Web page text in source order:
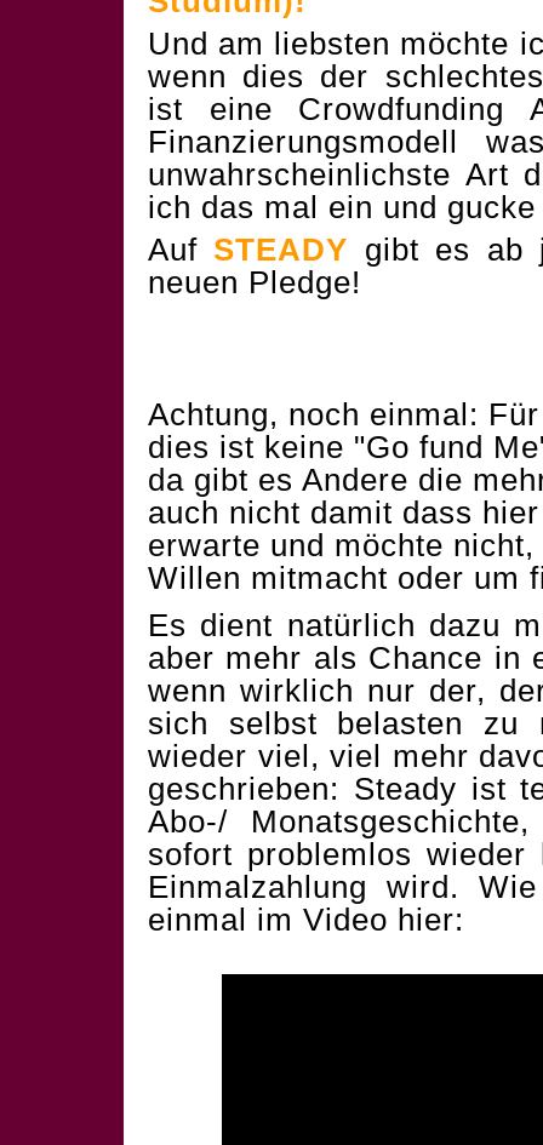
Und am liebsten möchte
wenn dies der
ist eine Crowdfunding
Finanzierungsmodell
unwahrscheinlichste Art
ich das mal ein und
Auf STEADY gibt es ab
neuen Pledge!
Achtung, noch einmal:
dies ist keine "Go fund
da gibt es Andere die
auch nicht damit dass
erwarte und möchte
Willen mitmacht oder um
Es dient natürlich dazu
aber mehr als Chance in
wenn wirklich nur der,
sich selbst belasten zu
wieder viel, viel mehr
geschrieben: Steady ist
Abo-/
sofort problemlos wieder
Einmalzahlung wird.
einmal im Video hier: